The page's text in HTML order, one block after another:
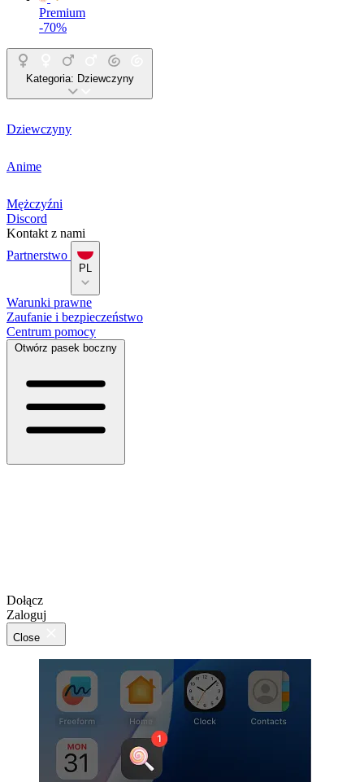
Premium
-70%
Kategoria: Dziewczyny
Dziewczyny
Anime
Mężczyźni
Discord
Kontakt z nami
Partnerstwo
PL
Warunki prawne
Zaufanie i bezpieczeństwo
Centrum pomocy
Otwórz pasek boczny
Dołącz
Zaloguj
Close